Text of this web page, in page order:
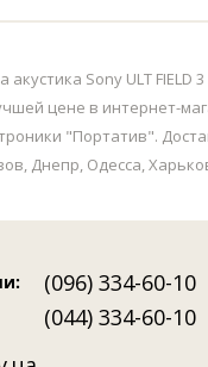
Sony ULT FIELD
цене в интернет-
"Портатив".
Днепр, Одесса,
:
(096) 334-60-10
(044) 334-60-10